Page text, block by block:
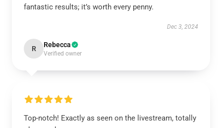
fantastic results; it’s worth every penny.
Dec 3, 2024
R Rebecca
Verified owner
Top-notch! Exactly as seen on the livestream, totally